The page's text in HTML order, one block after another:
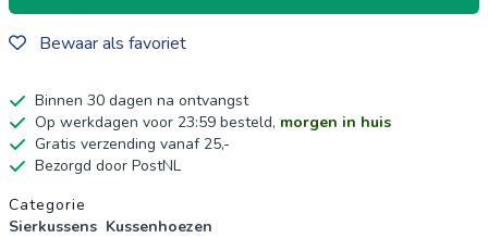
Bewaar als favoriet
Binnen 30 dagen na ontvangst
Op werkdagen voor 23:59 besteld, morgen in huis
Gratis verzending vanaf 25,-
Bezorgd door PostNL
Productgegevens
Categorie
Sierkussens Kussenhoezen